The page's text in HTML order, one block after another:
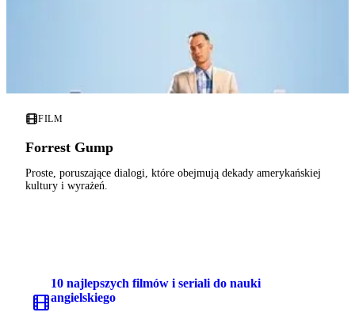
FILM
Forrest Gump
Proste, poruszające dialogi, które obejmują dekady amerykańskiej
kultury i wyrażeń.
10 najlepszych filmów i seriali do nauki
angielskiego